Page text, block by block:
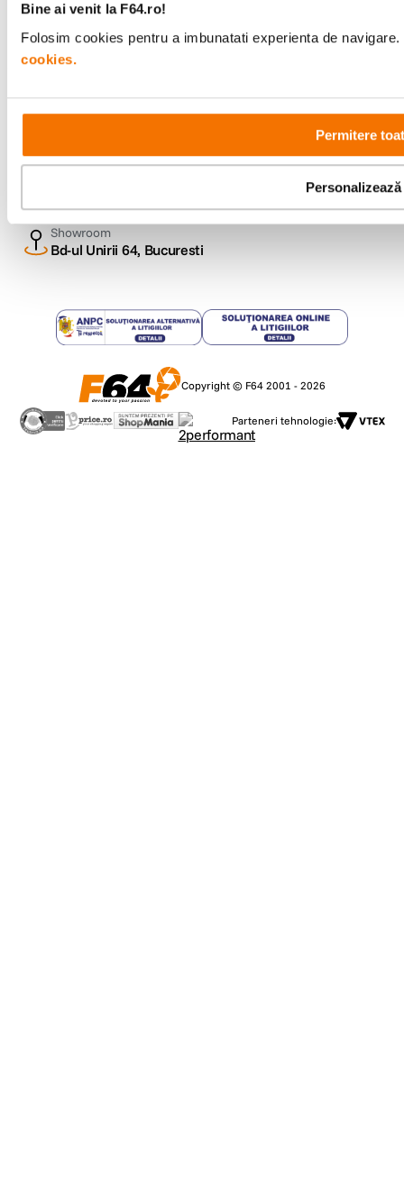
Bine ai venit la F64.ro!
Folosim cookies pentru a imbunatati experienta de
cookies.
Permitere
Personalizează
Comenzi si suport
Showroom
Bd-ul Unirii 64, Bucuresti
Copyright © F64 2001 - 2026
Parteneri tehnologie: